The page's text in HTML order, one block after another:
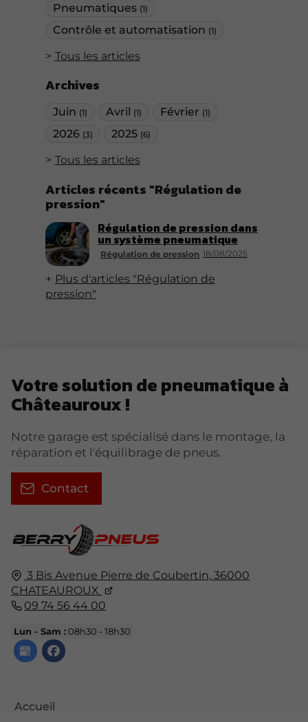
Pneumatiques (1)
Contrôle et automatisation (1)
Tous les articles
Archives
Juin (1) Avril (1) Février (1)
2026 (3) 2025 (6)
Tous les articles
Articles récents "Régulation de
pression"
Régulation de pression 18/08/2025
Régulation de pression dans
un système pneumatique
Plus d'articles "Régulation de
pression"
3 Bis Avenue Pierre de Coubertin, 36000
CHATEAUROUX
09 74 56 44 00
Lun - Sam :08h30 - 18h30
Accueil
Votre solution de pneumatique à
Châteauroux !
Notre garage est spécialisé dans le montage, la
réparation et l'équilibrage de pneus.
Contact